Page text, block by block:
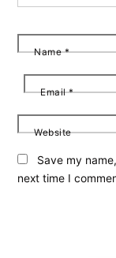
Name*
Email*
Website
Save my
next time I